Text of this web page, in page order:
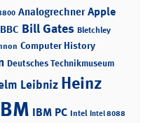
Analogrechner Apple
BBC Bill Gates Bletchley
Computer History
Deutsches Technikmuseum
Leibniz Heinz
IBM PC Intel Intel 8088